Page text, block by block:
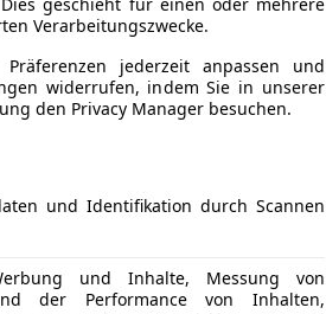
geschieht für einen oder mehrere
Verarbeitungszwecke.
jederzeit anpassen und
widerrufen, indem Sie in unserer
den Privacy Manager besuchen.
und Identifikation durch Scannen
und Inhalte, Messung von
der Performance von Inhalten,